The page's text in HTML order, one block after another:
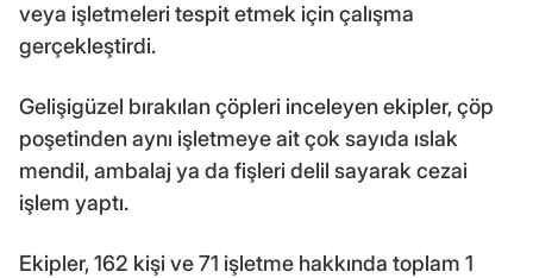
veya işletmeleri tespit etmek için çalışma
gerçekleştirdi.
Gelişigüzel bırakılan çöpleri inceleyen ekipler, çöp
poşetinden aynı işletmeye ait çok sayıda ıslak
mendil, ambalaj ya da fişleri delil sayarak cezai
işlem yaptı.
Ekipler, 162 kişi ve 71 işletme hakkında toplam 1